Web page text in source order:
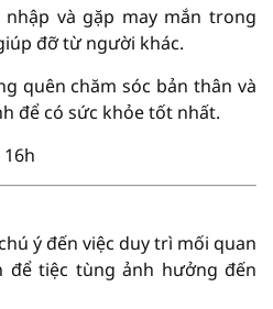
và gặp may mắn trong
đỡ từ người khác.
quên chăm sóc bản thân và
để có sức khỏe tốt nhất.
ý đến việc duy trì mối quan
tiệc tùng ảnh hưởng đến